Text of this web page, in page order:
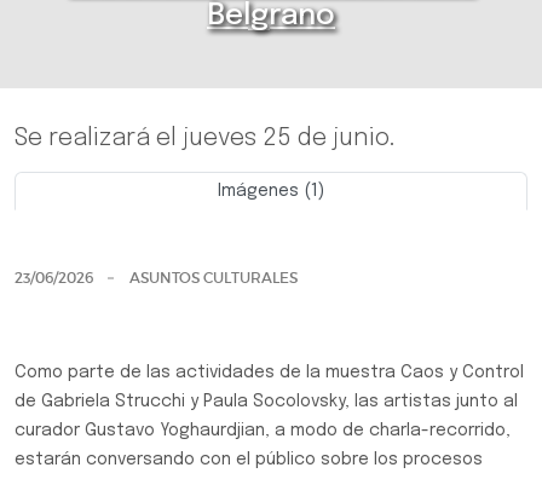
Belgrano
Se realizará el jueves 25 de junio.
Imágenes (1)
23/06/2026 ASUNTOS CULTURALES
Como parte de las actividades de la muestra Caos y Control
de Gabriela Strucchi y Paula Socolovsky, las artistas junto al
curador Gustavo Yoghaurdjian, a modo de charla-recorrido,
estarán conversando con el público sobre los procesos